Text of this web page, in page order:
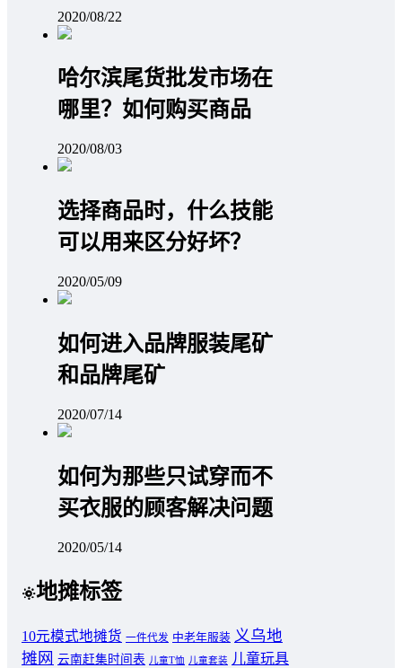
2020/08/22
哈尔滨尾货批发市场在
哪里？如何购买商品
2020/08/03
选择商品时，什么技能
可以用来区分好坏？
2020/05/09
如何进入品牌服装尾矿
和品牌尾矿
2020/07/14
如何为那些只试穿而不
买衣服的顾客解决问题
2020/05/14
地摊标签
10元模式地摊货 一件代发 中老年服装 义乌地
摊网 云南赶集时间表 儿童T恤 儿童套装 儿童玩具